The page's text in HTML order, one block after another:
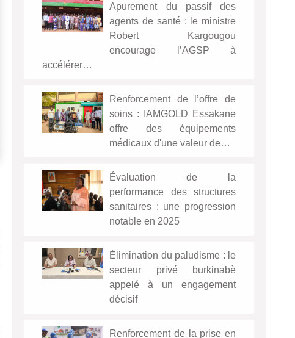
Apurement du passif des
agents de santé : le ministre
Robert Kargougou
encourage l’AGSP à
accélérer…
Renforcement de l’offre de
soins : IAMGOLD Essakane
offre des équipements
médicaux d'une valeur de…
Évaluation de la
performance des structures
sanitaires : une progression
notable en 2025
Élimination du paludisme : le
secteur privé burkinabè
appelé à un engagement
décisif
Renforcement de la prise en